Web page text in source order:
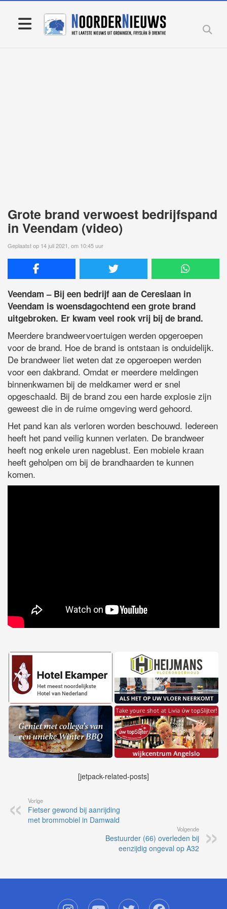
Grote brand verwoest bedrijfspand
in Veendam (video)
Geplaatst op 14 juli 2021, om 10:45 uur
Veendam – Bij een bedrijf aan de Cereslaan in
Veendam is woensdagochtend een grote brand
uitgebroken. Er kwam veel rook vrij bij de brand.
Meerdere brandweervoertuigen werden opgeroepen
voor de brand. Hoe de brand is ontstaan is onduidelijk.
De brandweer liet weten dat ze opgeroepen werden
voor een dakbrand. Omdat er meerdere meldingen
binnenkwamen bij de meldkamer werd er snel
opgeschaald. Bij de brand zou een harde explosie zijn
geweest die in de ruime omgeving werd gehoord.
Het pand kan als verloren worden beschouwd. Iedereen
heeft het pand veilig kunnen verlaten. De brandweer
heeft nog enkele uren nageblust. Een mobiele kraan
heeft geholpen om bij de brandhaarden te kunnen
komen.
[jetpack-related-posts]
Vorige
Fietser gewond bij aanrijding
met brommobiel in Damwald
Volgende
Bestuurder (66) overleden bij
eenzijdig ongeval op A32